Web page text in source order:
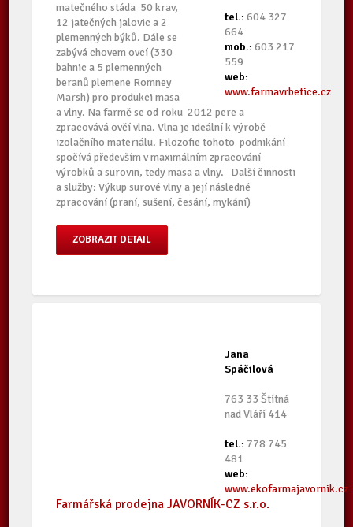
tel.: 604 327
664
mob.: 603 217
559
web:
www.farmavrbetice.cz
matečného stáda 50 krav,
12 jatečných jalovic a 2
plemenných býků. Dále se
zabývá chovem ovcí (330
bahnic a 5 plemenných
beranů plemene Romney
Marsh) pro produkci masa
a vlny. Na farmě se od roku 2012 pere a
zpracovává ovčí vlna. Vlna je ideální k výrobě
izolačního materiálu. Filozofie tohoto podnikání
spočívá především v maximálním zpracování
výrobků a surovin, tedy masa a vlny. Další činnosti
a služby: Výkup surové vlny a její následné
zpracování (praní, sušení, česání, mykání)
ZOBRAZIT DETAIL
Jana
Spáčilová
763 33 Štítná
nad Vláří 414
tel.: 778 745
481
web:
www.ekofarmajavornik.cz
Farmářská prodejna JAVORNÍK-CZ s.r.o.